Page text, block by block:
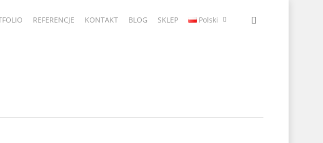
REFERENCJE KONTAKT BLOG SKLEP Polski